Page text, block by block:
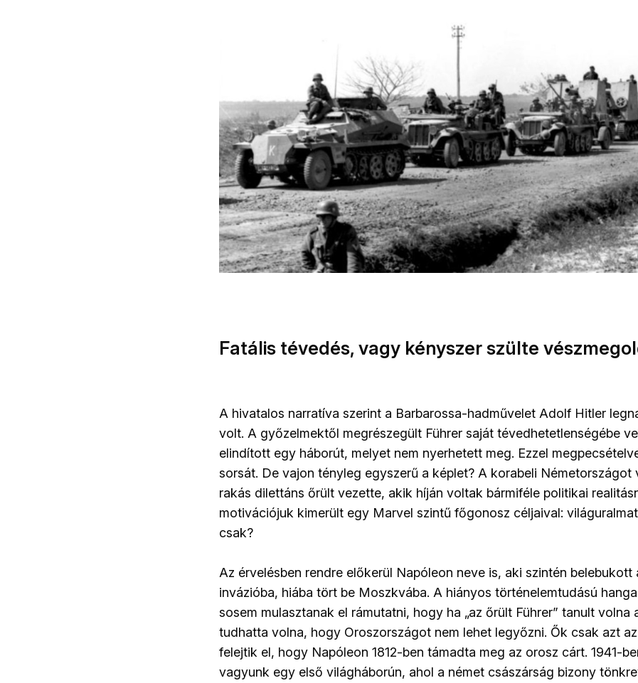
Fatális tévedés, vagy kényszer szülte
A hivatalos narratíva szerint a Barbarossa-hadművelet Adolf Hitler
volt. A győzelmektől megrészegült Führer saját tévedhetetlenségébe
elindított egy háborút, melyet nem nyerhetett meg. Ezzel
sorsát. De vajon tényleg egyszerű a képlet? A korabeli Németországot
rakás dilettáns őrült vezette, akik híján voltak bármiféle politikai
motivációjuk kimerült egy Marvel szintű főgonosz céljaival:
csak?
Az érvelésben rendre előkerül Napóleon neve is, aki szintén belebukott
invázióba, hiába tört be Moszkvába. A hiányos történelemtudású
sosem mulasztanak el rámutatni, hogy ha „az őrült Führer” tanult volna
tudhatta volna, hogy Oroszországot nem lehet legyőzni. Ők csak azt
felejtik el, hogy Napóleon 1812-ben támadta meg az orosz cárt. 1941-
vagyunk egy első világháborún, ahol a német császárság bizony